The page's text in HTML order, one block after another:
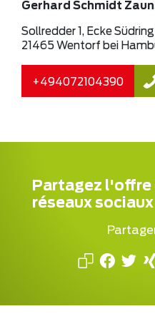
Gerhard Schmidt
Sollredder 1, Ecke
21465 Wentorf bei
+494072104390
Partagez l'offre
réseaux sociaux